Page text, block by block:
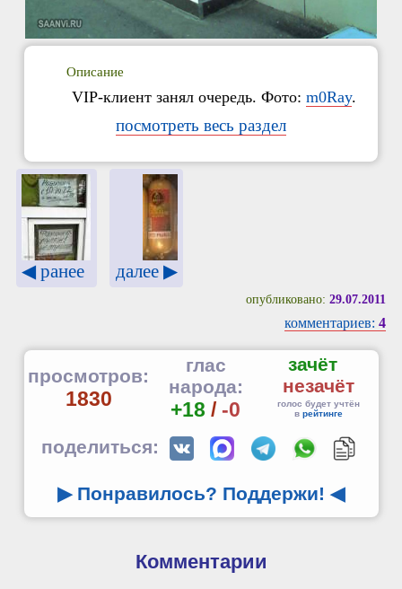
Описание
VIP-клиент занял очередь. Фото: m0Ray.
посмотреть весь раздел
◀ ранее далее ▶
опубликовано: 29.07.2011
комментариев: 4
просмотров:
1830
глас
народа:
+18 / -0
зачёт
незачёт
голос будет учтён
в рейтинге
поделиться:
▶ Понравилось? Поддержи! ◀
Комментарии